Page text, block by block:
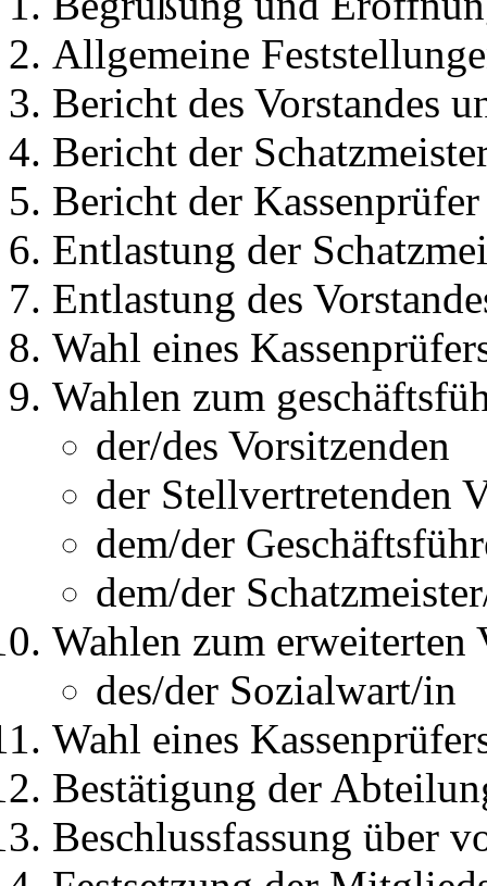
Allgemeine
Bericht des Vorstandes
Bericht der
Bericht der Kassenprüfer
Entlastung der
Entlastung des
Wahl eines
Wahlen zum
der/des Vorsitzenden
der Stellvertretenden
dem/der
dem/der
Wahlen zum erweiterten
des/der Sozialwart/in
Wahl eines
Bestätigung der
Beschlussfassung über